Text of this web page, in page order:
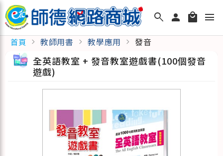
search person local_mall menu
首頁 chevron_right 教師用書 chevron_right 教學應用 chevron_right 發音
全英語教室 + 發音教室遊戲書(100個發音
遊戲)